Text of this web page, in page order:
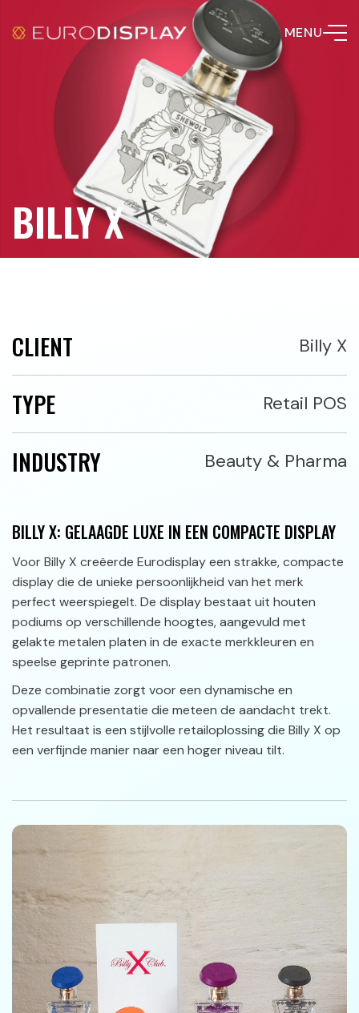
MENU
BILLY X
CLIENT Billy X
TYPE Retail POS
INDUSTRY Beauty & Pharma
BILLY X: GELAAGDE LUXE IN EEN COMPACTE DISPLAY
Voor Billy X creëerde Eurodisplay een strakke, compacte
display die de unieke persoonlijkheid van het merk
perfect weerspiegelt. De display bestaat uit houten
podiums op verschillende hoogtes, aangevuld met
gelakte metalen platen in de exacte merkkleuren en
speelse geprinte patronen.
Deze combinatie zorgt voor een dynamische en
opvallende presentatie die meteen de aandacht trekt.
Het resultaat is een stijlvolle retailoplossing die Billy X op
een verfijnde manier naar een hoger niveau tilt.